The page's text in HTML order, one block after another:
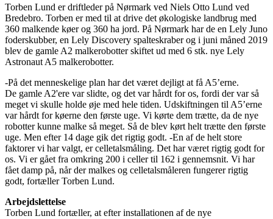
Torben Lund er driftleder på Nørmark ved Niels Otto Lund ved
Bredebro. Torben er med til at drive det økologiske landbrug med
360 malkende køer og 360 ha jord. På Nørmark har de en Lely Juno
foderskubber, en Lely Discovery spalteskraber og i juni måned 2019
blev de gamle A2 malkerobotter skiftet ud med 6 stk. nye Lely
Astronaut A5 malkerobotter.
-På det menneskelige plan har det været dejligt at få A5’erne.
De gamle A2'ere var slidte, og det var hårdt for os, fordi der var så
meget vi skulle holde øje med hele tiden. Udskiftningen til A5’erne
var hårdt for køerne den første uge. Vi kørte dem trætte, da de nye
robotter kunne malke så meget. Så de blev kørt helt trætte den første
uge. Men efter 14 dage gik det rigtig godt. -En af de helt store
faktorer vi har valgt, er celletalsmåling. Det har været rigtig godt for
os. Vi er gået fra omkring 200 i celler til 162 i gennemsnit. Vi har
fået damp på, når der malkes og celletalsmåleren fungerer rigtig
godt, fortæller Torben Lund.
Arbejdslettelse
Torben Lund fortæller, at efter installationen af de nye